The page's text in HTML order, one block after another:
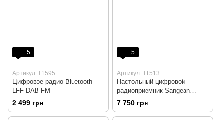
5
Артикул: T1595
Цифровое радио Bluetooth
LFF DAB FM
2 499 грн
5
Артикул: Т1513
Настольный цифровой
радиоприемник Sangean
DDR31
7 750 грн